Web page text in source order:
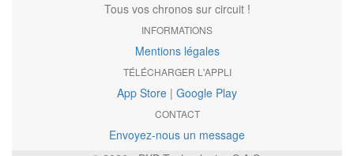
Tous vos chronos sur circuit !
INFORMATIONS
Mentions légales
TÉLÉCHARGER L'APPLI
App Store | Google Play
CONTACT
Envoyez-nous un message